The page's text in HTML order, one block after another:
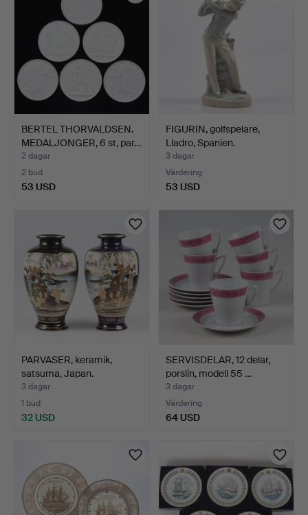
BERTEL THORVALDSEN.
MEDALJONGER, 6 st, par…
2 dagar
2 bud
53 USD
FIGURIN, golfspelare,
Lladro, Spanien.
3 dagar
Värdering
53 USD
PARVASER, keramik,
satsuma, Japan.
3 dagar
1 bud
32 USD
SERVISDELAR, 12 delar,
porslin, modell 55 …
3 dagar
Värdering
64 USD